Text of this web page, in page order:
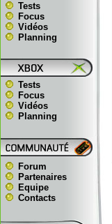
Tests
Focus
Vidéos
Planning
Tests
Focus
Vidéos
Planning
Forum
Partenaires
Equipe
Contacts